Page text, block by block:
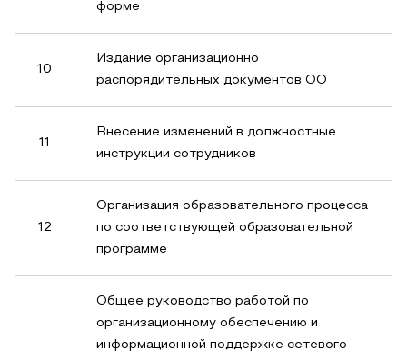
форме
10
Издание организационно
распорядительных документов ОО
11
Внесение изменений в должностные
инструкции сотрудников
12
Организация образовательного процесса
по соответствующей образовательной
программе
Общее руководство работой по
организационному обеспечению и
информационной поддержке сетевого